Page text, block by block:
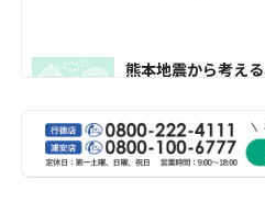
熊本地震から考え
受けられた皆様に
す。 今回の地震 …